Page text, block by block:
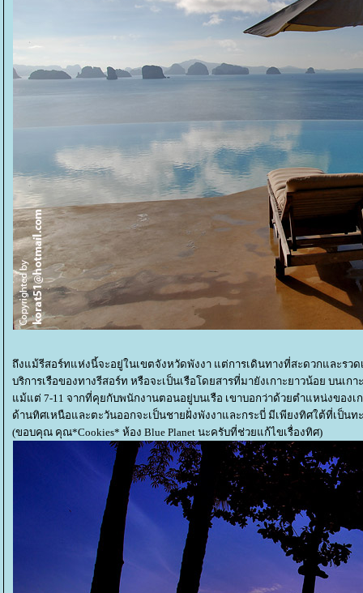
ถึงแม้รีสอร์ทแห่งนี้จะอยู่ในเขตจังหวัดพังงา แต่การเดินทางที่สะดวกและรว
บริการเรือของทางรีสอร์ท หรือจะเป็นเรือโดยสารที่มายังเกาะยาวน้อย บนเ
ม้แต่ 7-11 จากที่คุยกับพนักงานตอนอยู่บนเรือ เขาบอกว่าด้วยตำแหน่งของเ
ด้านทิศเหนือและตะวันออกจะเป็นชายฝั่งพังงาและกระบี่ มีเพียงทิศใต้ที่เป็น
(ขอบคุณ คุณ*Cookies* ห้อง Blue Planet นะครับที่ช่วยแก้ไขเรื่องทิศ)